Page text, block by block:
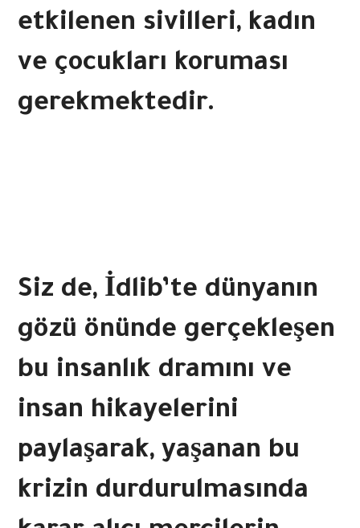
etkilenen sivilleri, kadın
ve çocukları koruması
gerekmektedir.
Siz de, İdlib’te dünyanın
gözü önünde gerçekleşen
bu insanlık dramını ve
insan hikayelerini
paylaşarak, yaşanan bu
krizin durdurulmasında